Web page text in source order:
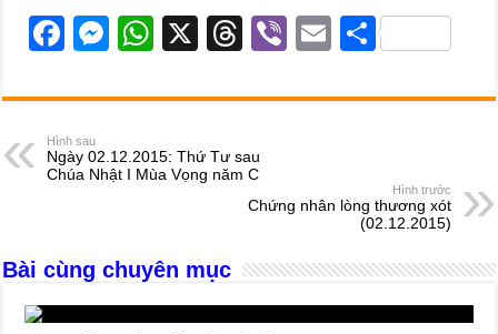
F
c
e
b
k
M
ss
n
W
at
A
X
T
e
d
s
Vi
er
E
ail
S
ar
Hình sau
Ngày 02.12.2015: Thứ Tư sau
Chúa Nhật I Mùa Vọng năm C
Hình trước
Chứng nhân lòng thương xót
(02.12.2015)
Bài cùng chuyên mục